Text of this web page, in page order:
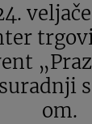
om.